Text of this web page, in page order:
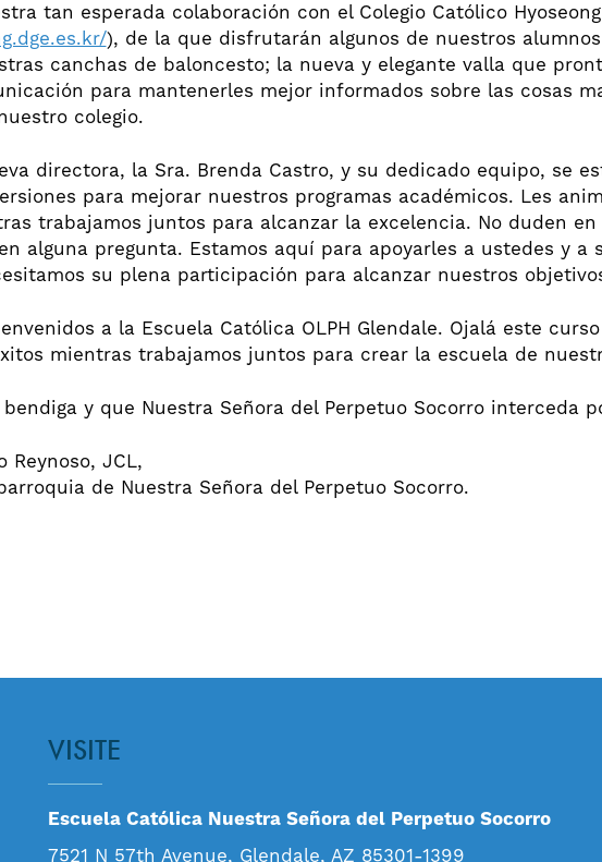
tan esperada colaboración con el Colegio Católico
), de la que disfrutarán algunos de nuestros alumnos
canchas de baloncesto; la nueva y elegante valla que
para mantenerles mejor informados sobre las cosas
colegio.
directora, la Sra. Brenda Castro, y su dedicado equipo, se
para mejorar nuestros programas académicos. Les
trabajamos juntos para alcanzar la excelencia. No duden
alguna pregunta. Estamos aquí para apoyarles a ustedes y a
su plena participación para alcanzar nuestros
a la Escuela Católica OLPH Glendale. Ojalá este
mientras trabajamos juntos para crear la escuela de
y que Nuestra Señora del Perpetuo Socorro interceda
Reynoso, JCL,
de Nuestra Señora del Perpetuo Socorro.
VISITE
Escuela Católica Nuestra Señora del Perpetuo Socorro
7521 N 57th Avenue, Glendale, AZ 85301-1399